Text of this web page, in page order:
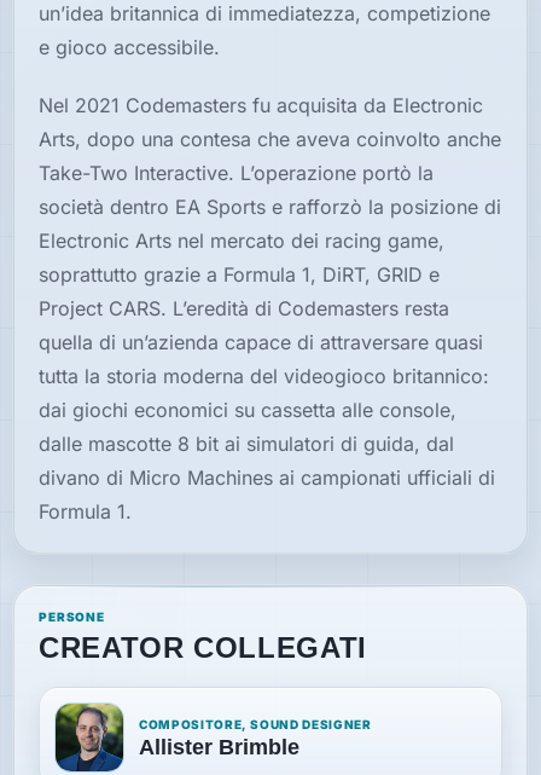
un’idea britannica di immediatezza, competizione
e gioco accessibile.
Nel 2021 Codemasters fu acquisita da Electronic
Arts, dopo una contesa che aveva coinvolto anche
Take-Two Interactive. L’operazione portò la
società dentro EA Sports e rafforzò la posizione di
Electronic Arts nel mercato dei racing game,
soprattutto grazie a Formula 1, DiRT, GRID e
Project CARS. L’eredità di Codemasters resta
quella di un’azienda capace di attraversare quasi
tutta la storia moderna del videogioco britannico:
dai giochi economici su cassetta alle console,
dalle mascotte 8 bit ai simulatori di guida, dal
divano di Micro Machines ai campionati ufficiali di
Formula 1.
PERSONE
CREATOR COLLEGATI
COMPOSITORE, SOUND DESIGNER
Allister Brimble